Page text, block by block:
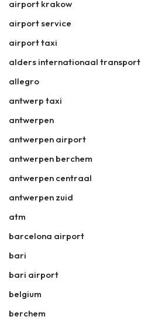
airport krakow
airport service
airport taxi
alders internationaal transport
allegro
antwerp taxi
antwerpen
antwerpen airport
antwerpen berchem
antwerpen centraal
antwerpen zuid
atm
barcelona airport
bari
bari airport
belgium
berchem